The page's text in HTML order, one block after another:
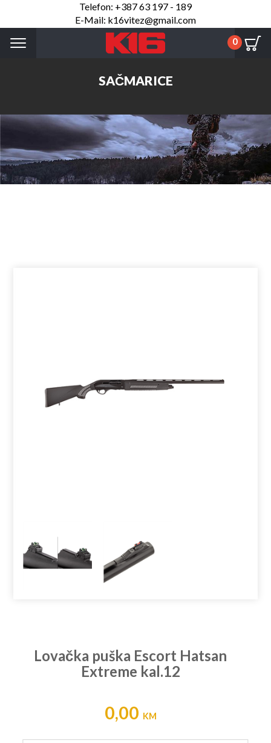
Telefon: +387 63 197 - 189
E-Mail: k16vitez@gmail.com
0
SAČMARICE
Lovačka puška Escort Hatsan
Extreme kal.12
0,00 KM